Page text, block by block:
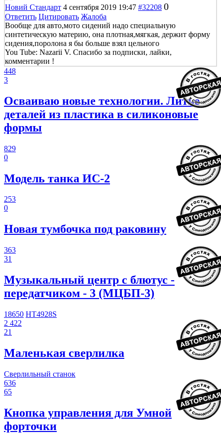
Новий Стандарт 4 сентября 2019 19:47 #32208 0
Ответить Цитировать Жалоба
Вообще для авто,мото сидений надо специальную
синтетическую материю, она плотная,мягкая, держит форму
сидения,поролона я бы больше взял цельного
You Tube: Nazarii V. Спасибо за подписки, лайки,
комментарии !
448
3
Осваиваю новые технологии. Литье
деталей из пластика в силиконовые
формы
829
0
Модель танка ИС-2
253
0
Новая тумбочка под раковину
363
31
Музыкальный центр с блютус -
передатчиком - 3 (МЦБП-3)
18650 HT4928S
2 422
21
Маленькая сверлилка
Сверлильный станок
636
65
Кнопка управления для Умной
форточки